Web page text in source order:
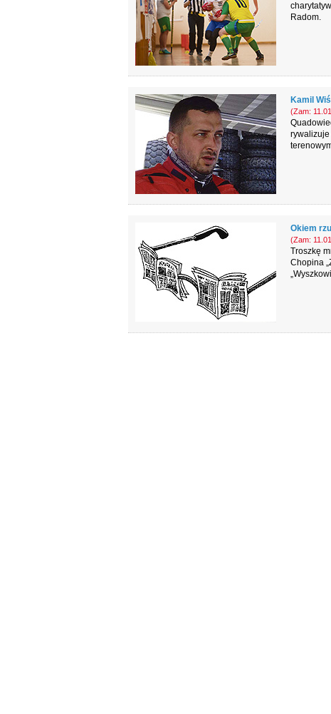
Radom.
Kamil
(Zam:
rywalizuje
Okiem
(Zam:
Troszkę
Chopina